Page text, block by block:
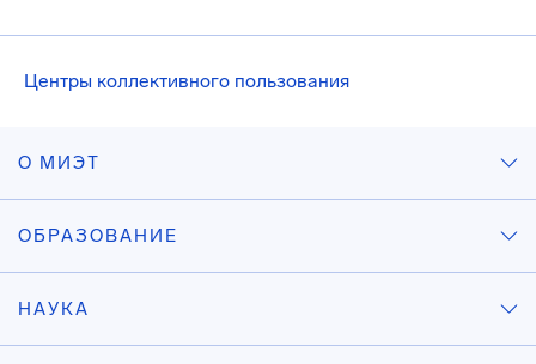
Центры коллективного пользования
О МИЭТ
ОБРАЗОВАНИЕ
НАУКА